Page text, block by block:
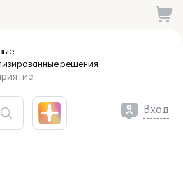
решения
Вход